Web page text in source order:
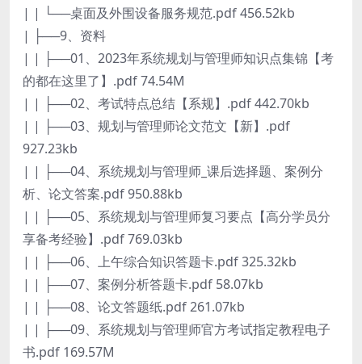
| | └──桌面及外围设备服务规范.pdf 456.52kb
| ├──9、资料
| | ├──01、2023年系统规划与管理师知识点集锦【考
的都在这里了】.pdf 74.54M
| | ├──02、考试特点总结【系规】.pdf 442.70kb
| | ├──03、规划与管理师论文范文【新】.pdf
927.23kb
| | ├──04、系统规划与管理师_课后选择题、案例分
析、论文答案.pdf 950.88kb
| | ├──05、系统规划与管理师复习要点【高分学员分
享备考经验】.pdf 769.03kb
| | ├──06、上午综合知识答题卡.pdf 325.32kb
| | ├──07、案例分析答题卡.pdf 58.07kb
| | ├──08、论文答题纸.pdf 261.07kb
| | ├──09、系统规划与管理师官方考试指定教程电子
书.pdf 169.57M